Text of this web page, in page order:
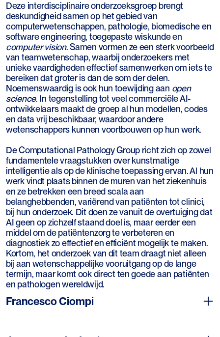
Deze interdisciplinaire onderzoeksgroep brengt
deskundigheid samen op het gebied van
computerwetenschappen, pathologie, biomedische en
software engineering, toegepaste wiskunde en
computer vision. Samen vormen ze een sterk voorbeeld
van teamwetenschap, waarbij onderzoekers met
unieke vaardigheden effectief samenwerken om iets te
bereiken dat groter is dan de som der delen.
Noemenswaardig is ook hun toewijding aan open
science. In tegenstelling tot veel commerciële AI-
ontwikkelaars maakt de groep al hun modellen, codes
en data vrij beschikbaar, waardoor andere
wetenschappers kunnen voortbouwen op hun werk.
De Computational Pathology Group richt zich op zowel
fundamentele vraagstukken over kunstmatige
intelligentie als op de klinische toepassing ervan. Al hun
werk vindt plaats binnen de muren van het ziekenhuis
en ze betrekken een breed scala aan
belanghebbenden, variërend van patiënten tot clinici,
bij hun onderzoek. Dit doen ze vanuit de overtuiging dat
AI geen op zichzelf staand doel is, maar eerder een
middel om de patiëntenzorg te verbeteren en
diagnostiek zo effectief en efficiënt mogelijk te maken.
Kortom, het onderzoek van dit team draagt niet alleen
bij aan wetenschappelijke vooruitgang op de lange
termijn, maar komt ook direct ten goede aan patiënten
en pathologen wereldwijd.
Francesco Ciompi